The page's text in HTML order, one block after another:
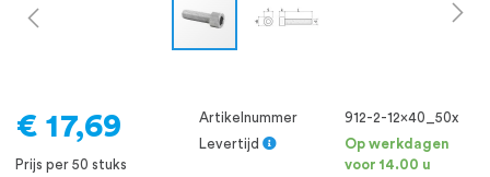
€ 17,69
Prijs per 50 stuks
Artikelnummer
912-2-12x40_50x
Levertijd
Op werkdagen
voor 14.00 u